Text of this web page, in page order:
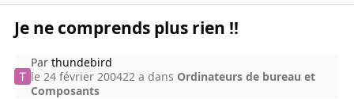
Je ne comprends plus rien !!
Parthundebird
le 24 février 200422 a dans Ordinateurs de bureau et
Composants